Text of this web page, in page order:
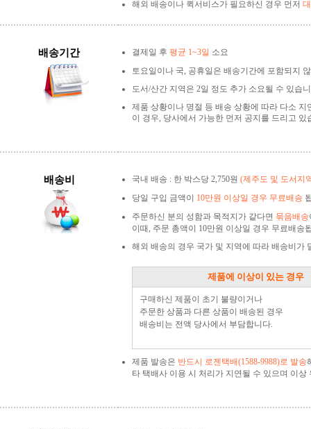
해외 배송이나 퀵서비스가 필요하신 경우 먼저
배송기간 결제일 후 평균 1~3일 소요
토요일이나 국, 공휴일은 배송기간에 포함되지
도서/산간 지역은 2일 정도 추가 소요될 수 있습
제품 상황이나 명절 등 배송 상황에 따라 다소 지
이 경우, 당사에서 가능한 먼저 공지를 드리고 있
배송비 국내 배송 : 한 박스당 2,750원 (제주도 및 도서지
당일 구입 금액이 10만원 이상일 경우 무료배송
주문하신 분의 성함과 목적지가 같다면 묶음배송
이때, 주문 총액이 10만원 이상일 경우 무료배송
해외 배송의 경우 국가 및 지역에 따라 배송비가
제품에 이상이 있는 경우
구매하신 제품이 초기 불량이거나
주문한 상품과 다른 상품이 배송된 경우
배송비는 전액 당사에서 부담합니다.
제품 발송은 반드시 로젠택배(1588-9988)로 발송
타 택배사 이용 시 처리가 지연될 수 있으며 이